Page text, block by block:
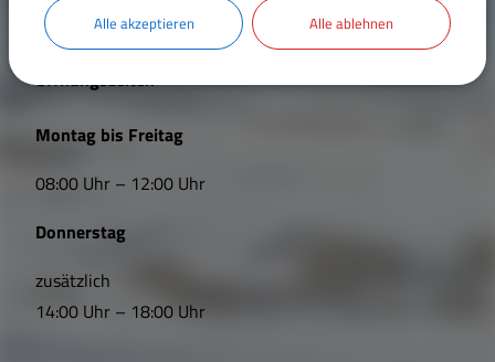
Vereine und Gruppen
Sport und Freizeit
Satzungen und Verordnungen
Breitbandversorgung
g
e
L
n
k
s
Öffnungszeiten
Montag bis Freitag
08:00 Uhr – 12:00 Uhr
Donnerstag
zusätzlich
14:00 Uhr – 18:00 Uhr
Alle akzeptieren Alle ablehnen